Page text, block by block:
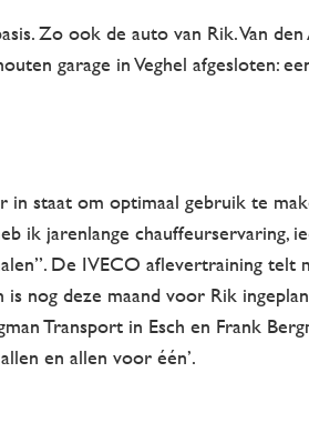
Zo ook de auto van Rik. Van
garage in Veghel afgesloten:
staat om optimaal gebruik te
ik jarenlange chauffeurservaring,
De IVECO aflevertraining telt
nog deze maand voor Rik
Transport in Esch en Frank
en allen voor één’.